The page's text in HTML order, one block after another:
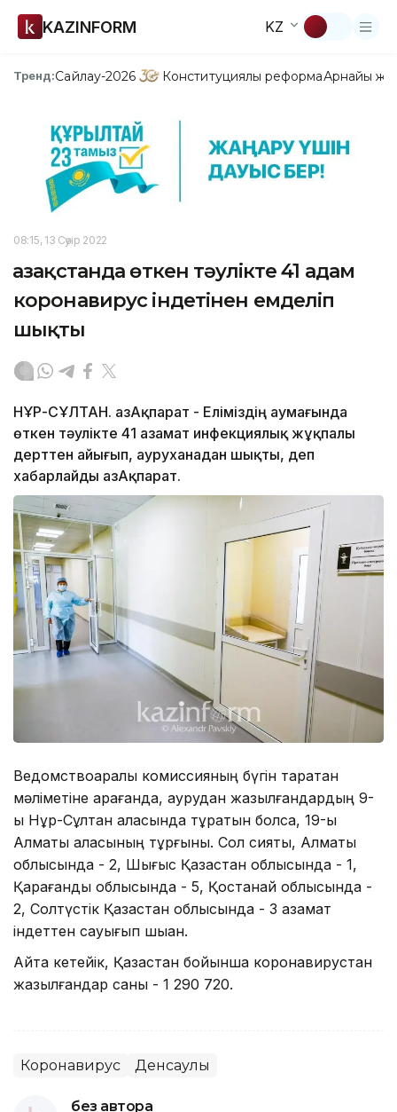
KAZINFORM KZ
Тренд:Сайлау-2026 Конституциялық реформаАрнайы
08:15, 13 Сәуір 2022
Қазақстанда өткен тәулікте 41 адам
коронавирус індетінен емделіп
шықты
НҰР-СҰЛТАН. ҚазАқпарат - Еліміздің аумағында
өткен тәулікте 41 азамат инфекциялық жұқпалы
дерттен айығып, ауруханадан шықты, деп
хабарлайды ҚазАқпарат.
Ведомствоаралық комиссияның бүгін таратқан
мәліметіне қарағанда, аурудан жазылғандардың 9-
ы Нұр-Сұлтан қаласында тұратын болса, 19-ы
Алматы қаласының тұрғыны. Сол сияқты, Алматы
облысында - 2, Шығыс Қазақстан облысында - 1,
Қарағанды облысында - 5, Қостанай облысында -
2, Солтүстік Қазақстан облысында - 3 азамат
індеттен сауығып шыққан.
Айта кетейік, Қазақстан бойынша коронавирустан
жазылғандар саны - 1 290 720.
Коронавирус Денсаулық
без автора